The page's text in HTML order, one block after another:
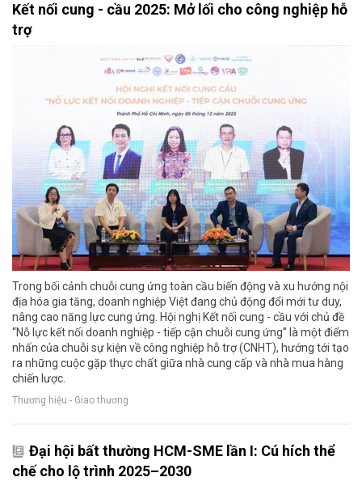
Kết nối cung - cầu 2025: Mở lối cho công nghiệp hỗ
trợ
Trong bối cảnh chuỗi cung ứng toàn cầu biến động và xu hướng nội
địa hóa gia tăng, doanh nghiệp Việt đang chủ động đổi mới tư duy,
nâng cao năng lực cung ứng. Hội nghị Kết nối cung - cầu với chủ đề
“Nỗ lực kết nối doanh nghiệp - tiếp cận chuỗi cung ứng” là một điểm
nhấn của chuỗi sự kiện về công nghiệp hỗ trợ (CNHT), hướng tới tạo
ra những cuộc gặp thực chất giữa nhà cung cấp và nhà mua hàng
chiến lược.
Thương hiệu - Giao thương
Đại hội bất thường HCM-SME lần I: Cú hích thể
chế cho lộ trình 2025–2030